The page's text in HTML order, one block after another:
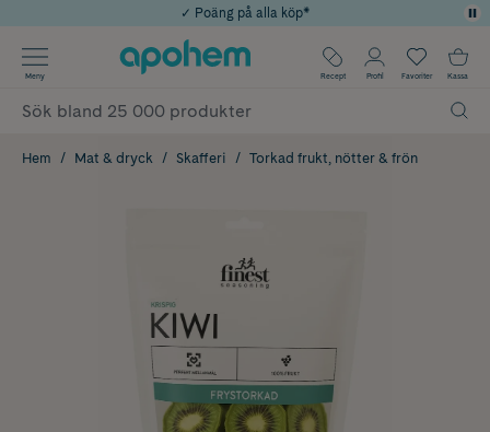
Årets Butik 2025 inom Skönhet
Använd kod: SOMMAR20 för 20% över 649kr
✓ Rådgivning från farmaceuter & hudterapeuter
✓ Poäng på alla köp*
Meny Recept Profil Favoriter Kassa
Hem Mat & dryck Skafferi Torkad frukt, nötter & frön